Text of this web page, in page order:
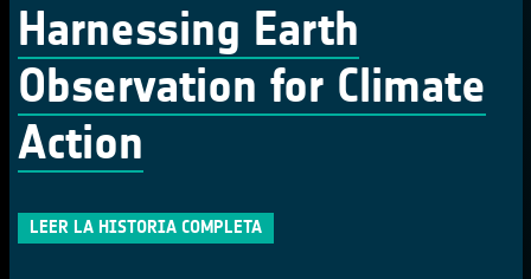
Harnessing Earth
Observation for Climate
Action
LEER LA HISTORIA COMPLETA